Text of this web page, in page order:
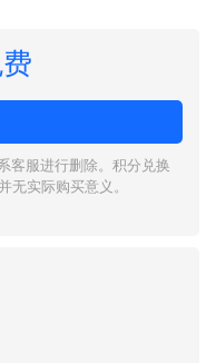
客服进行删除。积分兑换
无实际购买意义。